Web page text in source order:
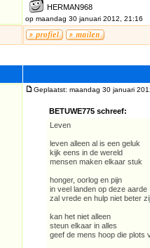
HERMAN968
op maandag 30 januari 2012, 21:16
Geplaatst: maandag 30 januari
BETUWE775 schreef:
Leven
leven alleen al is een geluk
kijk eens in de wereld
mensen maken elkaar stuk
honger, oorlog en pijn
in veel landen op deze aarde
zal vrede en hulp niet beter
kan het niet alleen
steun elkaar in alles
geef de mens hoop die plots